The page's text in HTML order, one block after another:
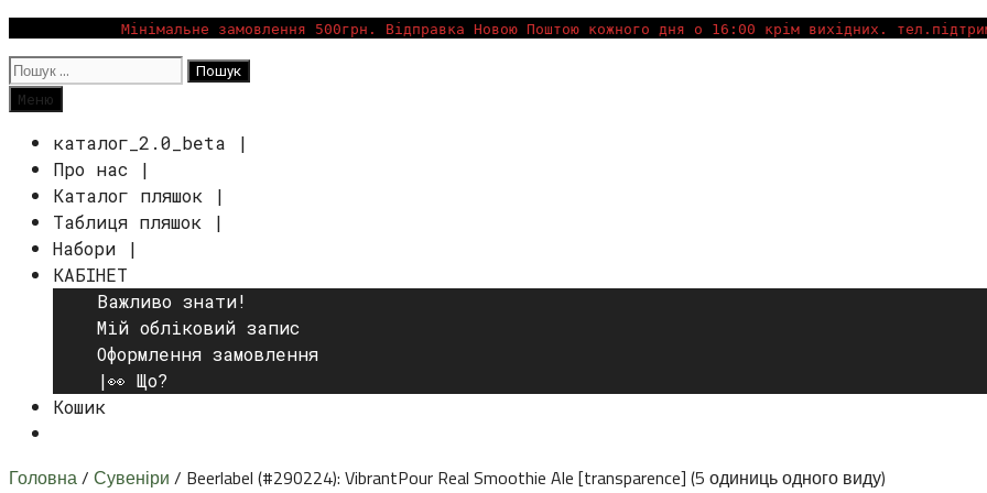
до
вмісту
Мінімальне замовлення 500грн. Відправка Новою Поштою кожного дня о 16:00 крім вихідних.
Пошук:
Пошук
Меню
каталог_2.0_beta |
Про нас |
Каталог пляшок |
Таблиця пляшок |
Набори |
КАБІНЕТ
Важливо знати!
Мій обліковий запис
Оформлення замовлення
|👀 Що?
Кошик
Головна/ Сувеніри / Beerlabel (#290224): VibrantPour Real Smoothie Ale [transparence] (5 одиниць одного виду)